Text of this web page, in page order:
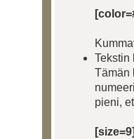
Tekstin
Tämän
pieni,
[size=9]